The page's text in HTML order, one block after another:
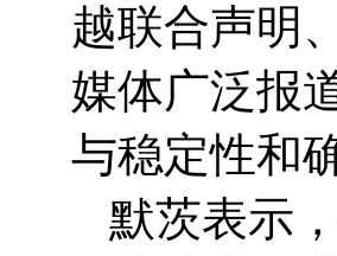
越联合声明
媒体广泛报
与稳定性和
默茨表示